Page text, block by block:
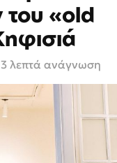
«old
| 3 λεπτά ανάγνωση